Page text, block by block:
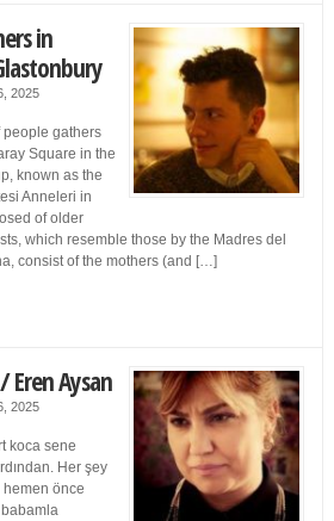
in
2025
people gathers
Square in the
known as the
Anneleri in
of older
which resemble those by the Madres del
consist of the mothers (and […]
Aysan
2025
koca sene
Her şey
önce
babamla